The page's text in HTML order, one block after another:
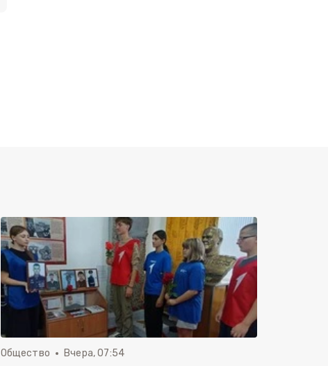
Общество Вчера, 07:54